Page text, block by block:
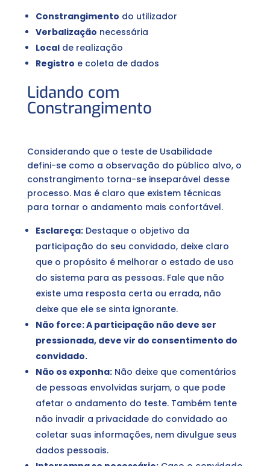
Constrangimento do utilizador
Verbalização necessária
Localde realização
Registro e coleta de dados
Lidando com
Constrangimento
Considerando que o teste de Usabilidade
defini-se como a observação do público alvo, o
constrangimento torna-se inseparável desse
processo. Mas é claro que existem técnicas
para tornar o andamento mais confortável.
Esclareça:Destaque o objetivo da
participação do seu convidado, deixe claro
que o propósito é melhorar o estado de uso
do sistema para as pessoas. Fale que não
existe uma resposta certa ou errada, não
deixe que ele se sinta ignorante.
Não force:A participação não deve ser
pressionada, deve vir do consentimento do
convidado.
Não os exponha:Não deixe que comentários
de pessoas envolvidas surjam, o que pode
afetar o andamento do teste. Também tente
não invadir a privacidade do convidado ao
coletar suas informações, nem divulgue seus
dados pessoais.